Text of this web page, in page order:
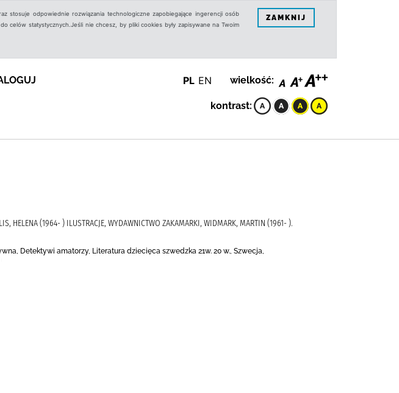
stosuje odpowiednie rozwiązania technologiczne zapobiegające ingerencji osób
celów statystycznych.Jeśli nie chcesz, by pliki cookies były zapisywane na Twoim
ZAMKNIJ
PL EN wielkość:
kontrast:
HELENA (1964- ) ILUSTRACJE, WYDAWNICTWO ZAKAMARKI, WIDMARK, MARTIN (1961- ).
Detektywi amatorzy, Literatura dziecięca szwedzka 21w. 20 w., Szwecja,